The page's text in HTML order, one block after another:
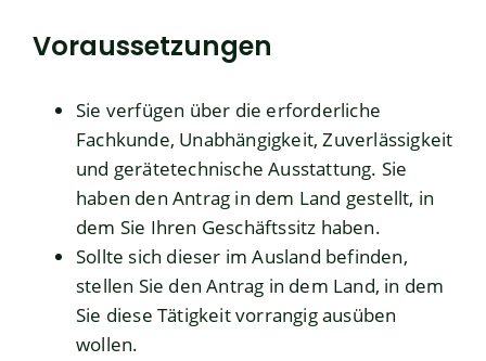
Voraussetzungen
Sie verfügen über die erforderliche
Fachkunde, Unabhängigkeit, Zuverlässigkeit
und gerätetechnische Ausstattung. Sie
haben den Antrag in dem Land gestellt, in
dem Sie Ihren Geschäftssitz haben.
Sollte sich dieser im Ausland befinden,
stellen Sie den Antrag in dem Land, in dem
Sie diese Tätigkeit vorrangig ausüben
wollen.